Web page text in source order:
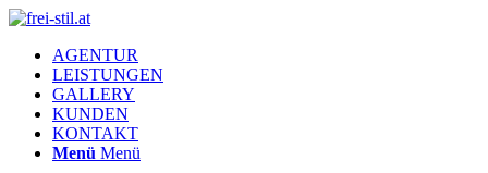
AGENTUR
LEISTUNGEN
GALLERY
KUNDEN
KONTAKT
Menü Menü